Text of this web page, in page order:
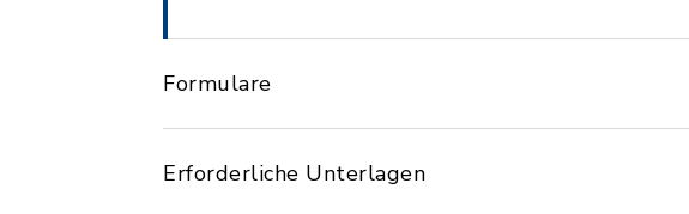
Formulare
Erforderliche Unterlagen